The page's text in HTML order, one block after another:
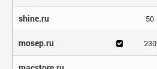
shine.ru 50
mosep.ru 230